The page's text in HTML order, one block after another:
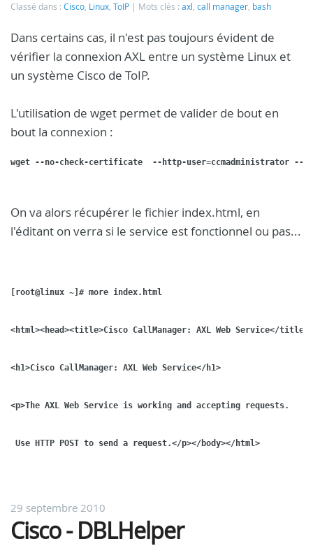
Classé dans : Cisco Linux ToIP Mots clés : axl call manager bash
Dans certains cas, il n'est pas toujours évident de
vérifier la connexion AXL entre un système Linux et
un système Cisco de ToIP.
L'utilisation de wget permet de valider de bout en
bout la connexion :
wget --no-check-certificate  --http-user=ccmadministrator --
On va alors récupérer le fichier index.html, en
l'éditant on verra si le service est fonctionnel ou pas...
[root@linux ~]# more index.html
<html><head><title>Cisco CallManager: AXL Web Service</
<h1>Cisco CallManager: AXL Web Service</h1>
<p>The AXL Web Service is working and accepting requests.
Use HTTP POST to send a request.</p></body></html>
29 septembre 2010
Cisco - DBLHelper